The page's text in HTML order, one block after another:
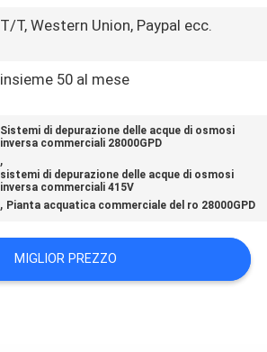
T/T, Western Union, Paypal ecc.
insieme 50 al mese
Sistemi di depurazione delle acque di osmosi
inversa commerciali 28000GPD
,
sistemi di depurazione delle acque di osmosi
inversa commerciali 415V
, Pianta acquatica commerciale del ro 28000GPD
MIGLIOR PREZZO